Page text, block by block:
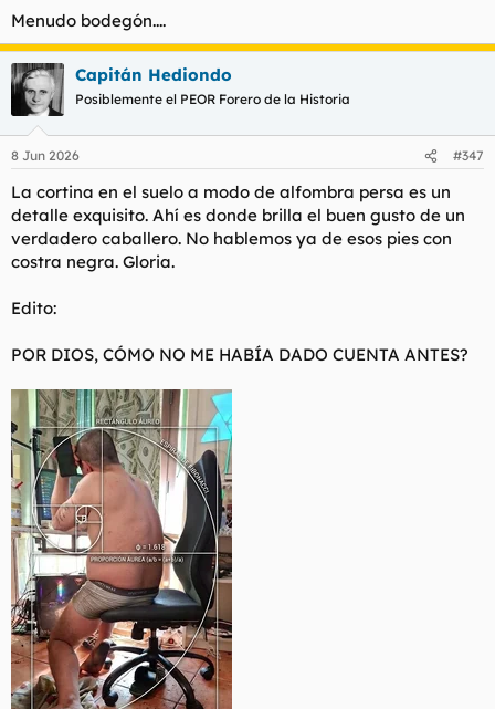
Menudo bodegón....
Capitán Hediondo
Posiblemente el PEOR Forero de la Historia
8 Jun 2026 #347
La cortina en el suelo a modo de alfombra persa es un
detalle exquisito. Ahí es donde brilla el buen gusto de un
verdadero caballero. No hablemos ya de esos pies con
costra negra. Gloria.
Edito:
POR DIOS, CÓMO NO ME HABÍA DADO CUENTA ANTES?